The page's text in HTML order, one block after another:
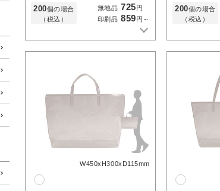
200個の場合
（税込）
無地品 725 円
印刷品 859 円～
200個の場合
（税込）
W450xH300xD115mm